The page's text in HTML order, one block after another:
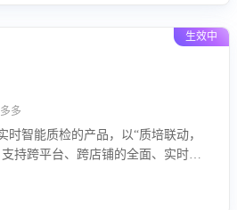
生效中
多
时智能质检的产品，以“质培联动，
持跨平台、跨店铺的全面、实时、